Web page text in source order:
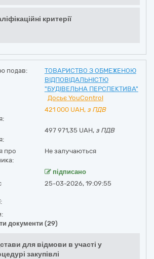
критерії
подав:
ТОВАРИСТВО З ОБМЕЖЕНОЮ
ВІДПОВІДАЛЬНІСТЮ
"БУДІВЕЛЬНА ПЕРСПЕКТИВА"
Досьє YouControl
421 000 UAH, з ПДВ
497 971,35 UAH, з ПДВ
про
Не залучаються
підписано
25-03-2026, 19:09:55
документи (29)
для відмови в участі у
закупівлі